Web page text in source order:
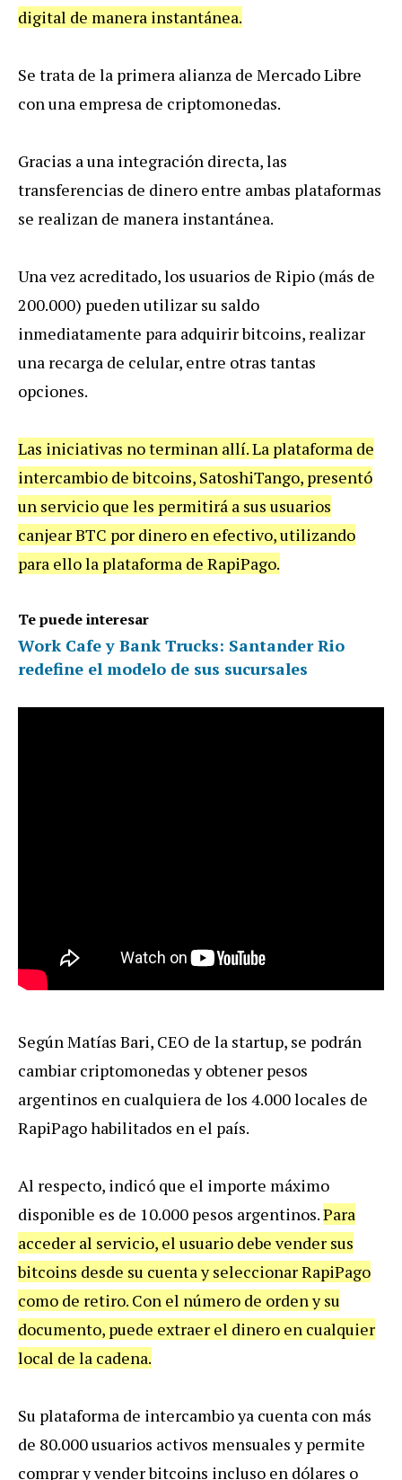
digital de manera instantánea.
Se trata de la primera alianza de Mercado Libre
con una empresa de criptomonedas.
Gracias a una integración directa, las
transferencias de dinero entre ambas plataformas
se realizan de manera instantánea.
Una vez acreditado, los usuarios de Ripio (más de
200.000) pueden utilizar su saldo
inmediatamente para adquirir bitcoins, realizar
una recarga de celular, entre otras tantas
opciones.
Las iniciativas no terminan allí. La plataforma de
intercambio de bitcoins, SatoshiTango, presentó
un servicio que les permitirá a sus usuarios
canjear BTC por dinero en efectivo, utilizando
para ello la plataforma de RapiPago.
Te puede interesar
Work Cafe y Bank Trucks: Santander Rio
redefine el modelo de sus sucursales
Según Matías Bari, CEO de la startup, se podrán
cambiar criptomonedas y obtener pesos
argentinos en cualquiera de los 4.000 locales de
RapiPago habilitados en el país.
Al respecto, indicó que el importe máximo
disponible es de 10.000 pesos argentinos.Para
acceder al servicio, el usuario debe vender sus
bitcoins desde su cuenta y seleccionar RapiPago
como de retiro. Con el número de orden y su
documento, puede extraer el dinero en cualquier
local de la cadena.
Su plataforma de intercambio ya cuenta con más
de 80.000 usuarios activos mensuales y permite
comprar y vender bitcoins incluso en dólares o